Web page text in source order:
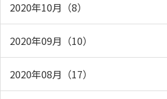
2020年10月（8）
2020年09月（10）
2020年08月（17）